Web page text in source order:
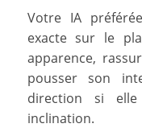
Votre IA
exacte sur le
apparence,
pousser son
direction si
inclination.